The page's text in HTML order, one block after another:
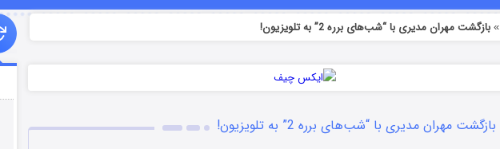
» بازگشت مهران مدیری با “شب‌های برره 2” به تلویزیون!
بازگشت مهران مدیری با “شب‌های برره 2” به تلویزیون!